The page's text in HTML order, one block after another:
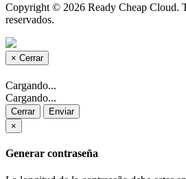
Copyright © 2026 Ready Cheap Cloud.
reservados.
× Cerrar
Cargando...
Cargando...
Cerrar
Enviar
×
Generar contraseña